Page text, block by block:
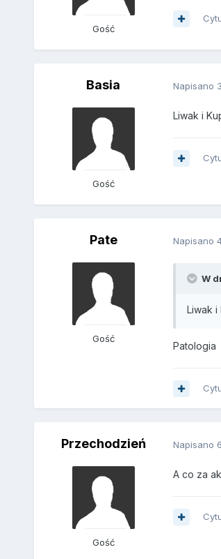
Gość
Basia
Gość
Napisano
Liwak i
Pate
Gość
Napisano
W
Liwak
Patologia
Przechodzień
Gość
Napisano
A co za